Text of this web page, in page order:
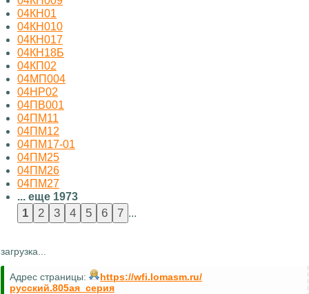
04КН01
04КН010
04КН017
04КН18Б
04КП02
04МП004
04НР02
04ПВ001
04ПМ11
04ПМ12
04ПМ17-01
04ПМ25
04ПМ26
04ПМ27
... еще 1973
...
загрузка...
Адрес страницы:
https://wfi.lomasm.ru/
русский.805ая_серия